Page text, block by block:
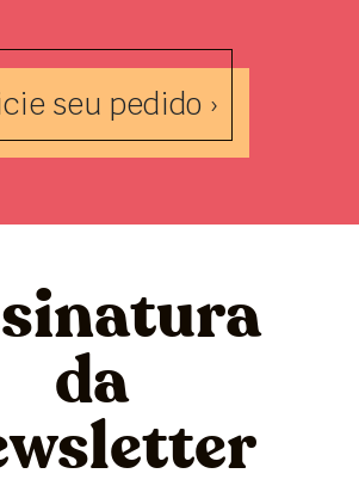
seu pedido ›
da